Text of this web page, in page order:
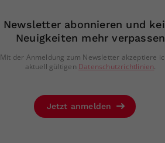
Newsletter abonnieren und
Neuigkeiten mehr verpassen
Mit der Anmeldung zum Newsletter akzeptiere
aktuell gültigen Datenschutzrichtlinien.
Jetzt anmelden